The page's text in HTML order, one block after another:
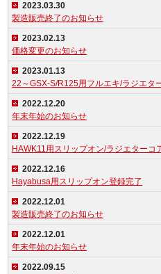
2023.03.30
製造販売終了のお知らせ
2023.02.13
価格変更のお知らせ
2023.01.13
22～GSX-S/R125用フルエキ/ラジエタ
2022.12.20
年末年始のお知らせ
2022.12.19
HAWK11用スリップオン/ラジエターコ
2022.12.16
Hayabusa用スリップオン登録完了
2022.12.01
製造販売終了のお知らせ
2022.12.01
年末年始のお知らせ
2022.09.15